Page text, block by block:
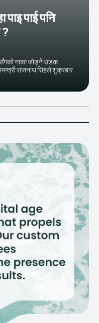
पाई पनि
?
नाका जोड्ने सडक
राजनाथ सिंहले शुक्रबार